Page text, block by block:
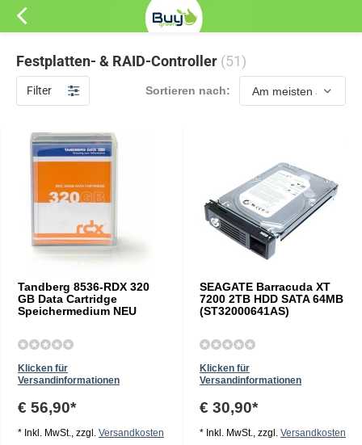
Festplatten- & RAID-Controller (51)
Filter Sortieren nach:
Tandberg 8536-RDX 320
GB Data Cartridge
Speichermedium NEU
Klicken für
Versandinformationen
€ 56,90*
* Inkl. MwSt., zzgl. Versandkosten
SEAGATE Barracuda XT
7200 2TB HDD SATA 64MB
(ST32000641AS)
Klicken für
Versandinformationen
€ 30,90*
* Inkl. MwSt., zzgl. Versandkosten